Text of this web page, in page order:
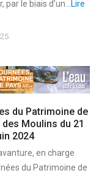
par le biais d’un...Lire
du Patrimoine de
des Moulins du 21
2024
en charge
du Patrimoine de